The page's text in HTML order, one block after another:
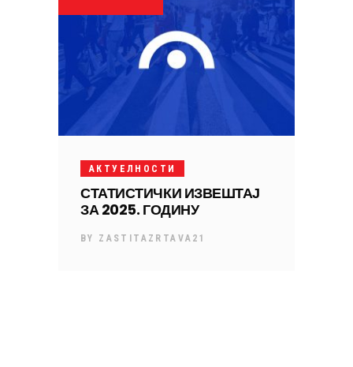
АКТУЕЛНОСТИ
СТАТИСТИЧКИ ИЗВЕШТАЈ
ЗА 2025. ГОДИНУ
BY ZASTITAZRTAVA21